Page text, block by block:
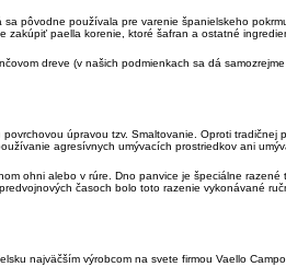
pôvodne používala pre varenie španielskeho
zakúpiť paella korenie, ktoré šafran a ostatné
dreve (v našich podmienkach sa dá
úpravou tzv. Smaltovanie. Oproti
agresívnych umývacích prostriedkov ani
ohni alebo v rúre. Dno panvice je špeciálne
časoch bolo toto razenie vykonávané
najväčším výrobcom na svete firmou Vaello